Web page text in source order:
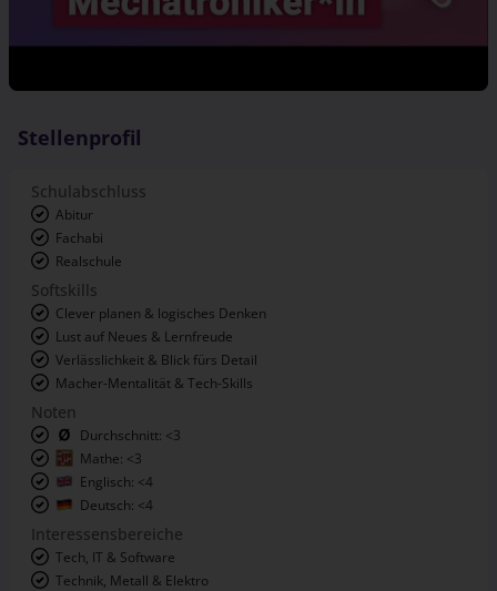
Stellenprofil
Schulabschluss
Abitur
Fachabi
Realschule
Softskills
Clever planen & logisches Denken
Lust auf Neues & Lernfreude
Verlässlichkeit & Blick fürs Detail
Macher-Mentalität & Tech-Skills
Noten
Durchschnitt: <3
Mathe: <3
Englisch: <4
Deutsch: <4
Interessensbereiche
Tech, IT & Software
Technik, Metall & Elektro